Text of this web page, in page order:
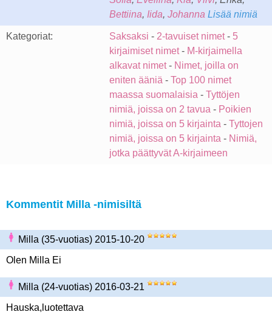
Bettiina, Iida, Johanna Lisää nimiä
Kategoriat: Saksaksi - 2-tavuiset nimet- 5
kirjaimiset nimet- M-kirjaimella
alkavat nimet- Nimet, joilla on
eniten ääniä - Top 100 nimet
maassa suomalaisia - Tyttöjen
nimiä, joissa on 2 tavua - Poikien
nimiä, joissa on 5 kirjainta - Tyttojen
nimiä, joissa on 5 kirjainta - Nimiä,
jotka päättyvät A-kirjaimeen
Kommentit Milla -nimisiltä
Milla (35-vuotias) 2015-10-20
Olen Milla Ei
Milla (24-vuotias) 2016-03-21
Hauska,luotettava